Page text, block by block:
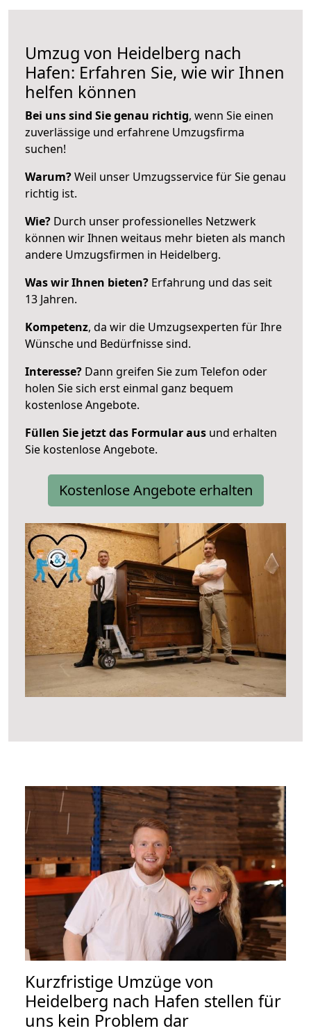
Umzug von Heidelberg nach
Hafen: Erfahren Sie, wie wir Ihnen
helfen können
Bei uns sind Sie genau richtig, wenn Sie einen
zuverlässige und erfahrene Umzugsfirma
suchen!
Warum?Weil unser Umzugsservice für Sie genau
richtig ist.
Wie? Durch unser professionelles Netzwerk
können wir Ihnen weitaus mehr bieten als manch
andere Umzugsfirmen in Heidelberg.
Was wir Ihnen bieten? Erfahrung und das seit
13 Jahren.
Kompetenz, da wir die Umzugsexperten für Ihre
Wünsche und Bedürfnisse sind.
Interesse? Dann greifen Sie zum Telefon oder
holen Sie sich erst einmal ganz bequem
kostenlose Angebote.
Füllen Sie jetzt das Formular aus und erhalten
Sie kostenlose Angebote.
Kostenlose Angebote erhalten
Kurzfristige Umzüge von
Heidelberg nach Hafen stellen für
uns kein Problem dar